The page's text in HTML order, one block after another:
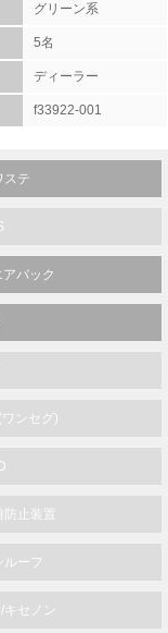
グリーン系
5名
ディーラー
f33922-001
ステ
アバック
ワンセグ)
防止装置
ルーフ
キセノン